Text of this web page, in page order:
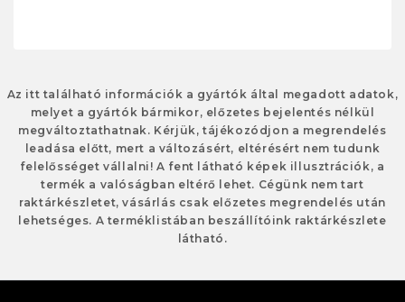
Az itt található információk a gyártók által megadott adatok,
melyet a gyártók bármikor, előzetes bejelentés nélkül
megváltoztathatnak. Kérjük, tájékozódjon a megrendelés
leadása előtt, mert a változásért, eltérésért nem tudunk
felelősséget vállalni! A fent látható képek illusztrációk, a
termék a valóságban eltérő lehet. Cégünk nem tart
raktárkészletet, vásárlás csak előzetes megrendelés után
lehetséges. A terméklistában beszállítóink raktárkészlete
látható.